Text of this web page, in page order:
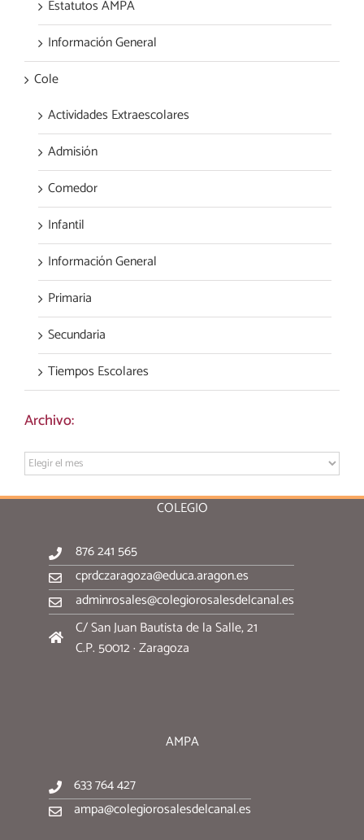
Estatutos AMPA
Información General
Cole
Actividades Extraescolares
Admisión
Comedor
Infantil
Información General
Primaria
Secundaria
Tiempos Escolares
Archivo:
Archivo:
COLEGIO
876 241 565
cprdczaragoza@educa.aragon.es
adminrosales@colegiorosalesdelcanal.es
C/ San Juan Bautista de la Salle, 21
C.P. 50012 · Zaragoza
AMPA
633 764 427
ampa@colegiorosalesdelcanal.es